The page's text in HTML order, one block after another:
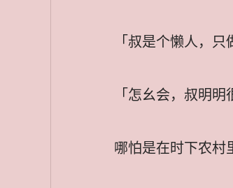
「叔是个懒人，
「怎幺会，叔明明
哪怕是在时下农村